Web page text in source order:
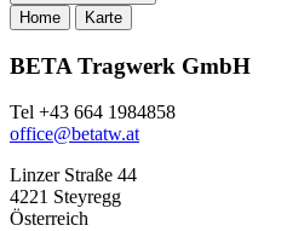
Home Karte
BETA Tragwerk GmbH
Tel +43 664 1984858
office@betatw.at
Linzer Straße 44
4221 Steyregg
Österreich